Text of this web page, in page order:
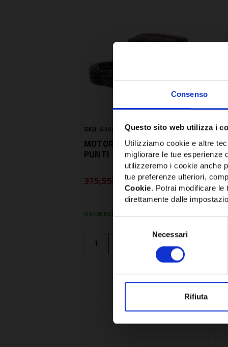
Consenso
Questo sito web utilizza i
Utilizziamo cookie e altre
migliorare le tue esperienze
utilizzeremo i cookie anche
tue preferenze ulteriori,
Cookie. Potrai modificare le
direttamente dalle
del
Necessari
Rifiuta
SKU: ARA661
MOTORE 220VAC 120 SEC 3
PUNTI
375,55€
DISPONIBILE